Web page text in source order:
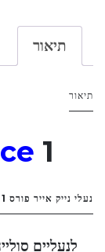
תיאור
תיאור
1
נעלי נייק אייר פורס 1
לנעליים